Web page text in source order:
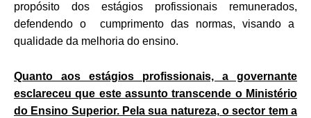
propósito dos estágios profissionais remunerados,
defendendo o cumprimento das normas, visando a
qualidade da melhoria do ensino.
Quanto aos estágios profissionais, a governante
esclareceu que este assunto transcende o Ministério
do Ensino Superior. Pela sua natureza, o sector tem a